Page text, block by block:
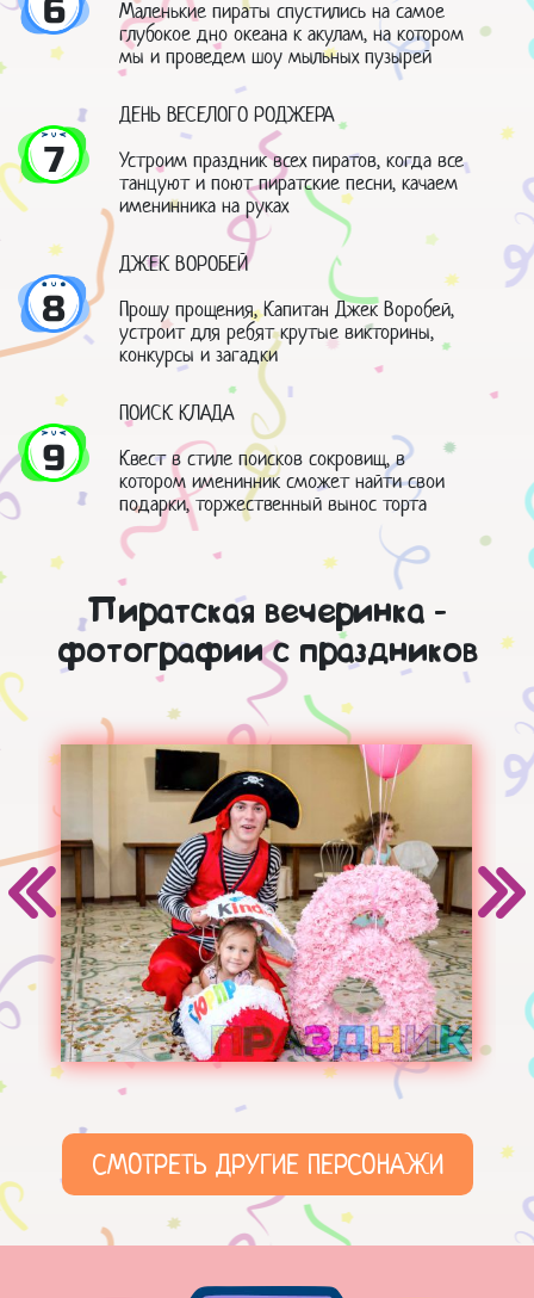
6
Маленькие пираты спустились на самое
глубокое дно океана к акулам, на котором
мы и проведем шоу мыльных пузырей
7
ДЕНЬ ВЕСЕЛОГО РОДЖЕРА
Устроим праздник всех пиратов, когда все
танцуют и поют пиратские песни, качаем
именинника на руках
8
ДЖЕК ВОРОБЕЙ
Прошу прощения, Капитан Джек Воробей,
устроит для ребят крутые викторины,
конкурсы и загадки
9
ПОИСК КЛАДА
Квест в стиле поисков сокровищ, в
котором именинник сможет найти свои
подарки, торжественный вынос торта
Пиратская вечеринка -
фотографии с праздников
СМОТРЕТЬ ДРУГИЕ ПЕРСОНАЖИ